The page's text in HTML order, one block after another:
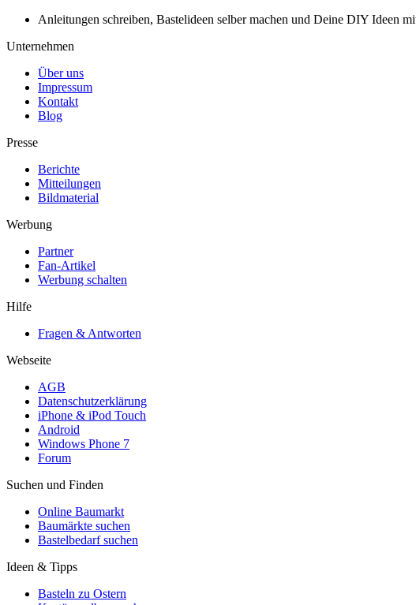
Anleitungen schreiben, Bastelideen selber machen und Deine DIY Ideen
Unternehmen
Über uns
Impressum
Kontakt
Blog
Presse
Berichte
Mitteilungen
Bildmaterial
Werbung
Partner
Fan-Artikel
Werbung schalten
Hilfe
Fragen & Antworten
Webseite
AGB
Datenschutzerklärung
iPhone & iPod Touch
Android
Windows Phone 7
Forum
Suchen und Finden
Online Baumarkt
Baumärkte suchen
Bastelbedarf suchen
Ideen & Tipps
Basteln zu Ostern